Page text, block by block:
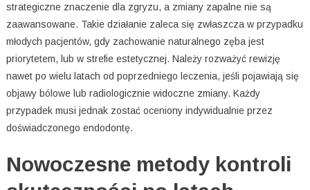
strategiczne znaczenie dla zgryzu, a zmiany zapalne nie są
zaawansowane. Takie działanie zaleca się zwłaszcza w przypadku
młodych pacjentów, gdy zachowanie naturalnego zęba jest
priorytetem, lub w strefie estetycznej. Należy rozważyć rewizję
nawet po wielu latach od poprzedniego leczenia, jeśli pojawiają się
objawy bólowe lub radiologicznie widoczne zmiany. Każdy
przypadek musi jednak zostać oceniony indywidualnie przez
doświadczonego endodontę.
Nowoczesne metody kontroli